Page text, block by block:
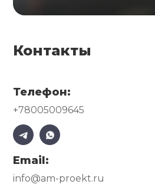
Контакты
Телефон:
+78005009645
Email:
info@am-proekt.ru